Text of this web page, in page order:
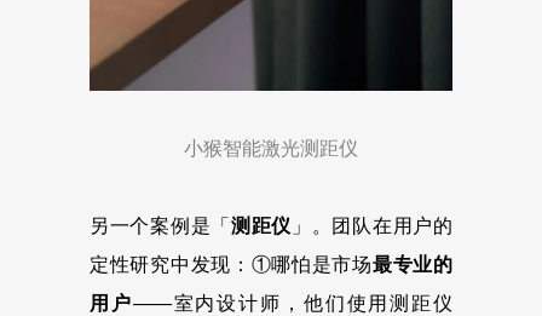
小猴智能激光测距仪
另一个案例是「 测距仪 」。团队在用户的
定性研究中发现：①哪怕是市场最专业的
用户——室内设计师，他们使用测距仪